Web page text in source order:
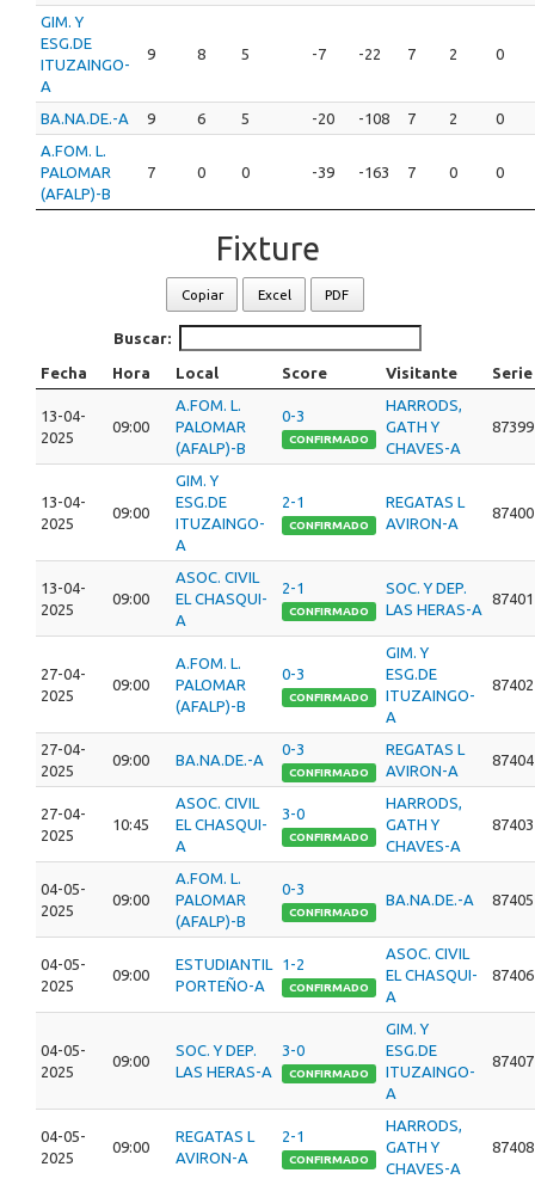
GIM. Y
ESG.DE
ITUZAINGO-
A
9 8 5 -7 -22 7 2 0
BA.NA.DE.-A 9 6 5 -20 -108 7 2
0
A.FOM. L.
PALOMAR
(AFALP)-B
7 0 0 -39 -163 7 0 0
Fixture
Copiar Excel PDF
Buscar:
Fecha Hora Local Score Visitante Serie
13-04-
2025
09:00
A.FOM. L.
PALOMAR
(AFALP)-B
0-3
CONFIRMADO
HARRODS,
GATH Y
CHAVES-A
87399
13-04-
2025
09:00
GIM. Y
ESG.DE
ITUZAINGO-
A
2-1
CONFIRMADO
REGATAS L
AVIRON-A
87400
13-04-
2025
09:00
ASOC. CIVIL
EL CHASQUI-
A
2-1
CONFIRMADO
SOC. Y DEP.
LAS HERAS-A
87401
27-04-
2025
09:00
A.FOM. L.
PALOMAR
(AFALP)-B
0-3
CONFIRMADO
GIM. Y
ESG.DE
ITUZAINGO-
A
87402
27-04-
2025
09:00 BA.NA.DE.-A
0-3
CONFIRMADO
REGATAS L
AVIRON-A
87404
27-04-
2025
10:45
ASOC. CIVIL
EL CHASQUI-
A
3-0
CONFIRMADO
HARRODS,
GATH Y
CHAVES-A
87403
04-05-
2025
09:00
A.FOM. L.
PALOMAR
(AFALP)-B
0-3
CONFIRMADO
BA.NA.DE.-A 87405
04-05-
2025
09:00
ESTUDIANTIL
PORTEÑO-A
1-2
CONFIRMADO
ASOC. CIVIL
EL CHASQUI-
A
87406
04-05-
2025
09:00
SOC. Y DEP.
LAS HERAS-A
3-0
CONFIRMADO
GIM. Y
ESG.DE
ITUZAINGO-
A
87407
04-05-
2025
09:00
REGATAS L
AVIRON-A
2-1
CONFIRMADO
HARRODS,
GATH Y
CHAVES-A
87408